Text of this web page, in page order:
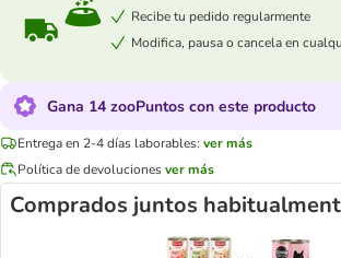
Recibe tu pedido regularmente
Modifica, pausa o cancela en
Gana 14 zooPuntos con este producto
Entrega en 2-4 días laborables: ver más
Política de devolucionesver más
Comprados juntos